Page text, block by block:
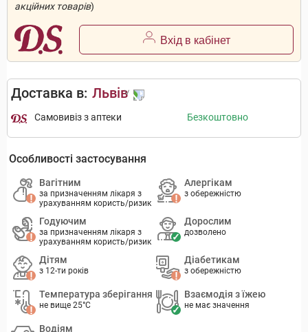
акційних товарів)
Вхід в кабінет
Доставка в: Львів
Самовивіз з аптеки Безкоштовно
Особливості застосування
Вагітним
за призначенням лікаря з
урахуванням користь/ризик
Алергікам
з обережністю
Годуючим
за призначенням лікаря з
урахуванням користь/ризик
Дорослим
дозволено
Дітям
з 12-ти років
Діабетикам
з обережністю
Температура зберігання
не вище 25°C
Взаємодія з їжею
не має значення
Водіям